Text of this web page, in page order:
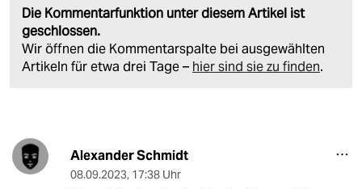
Die Kommentarfunktion unter diesem Artikel ist
geschlossen.
Wir öffnen die Kommentarspalte bei ausgewählten
Artikeln für etwa drei Tage – hier sind sie zu finden.
Alexander Schmidt
08.09.2023, 17:38 Uhr